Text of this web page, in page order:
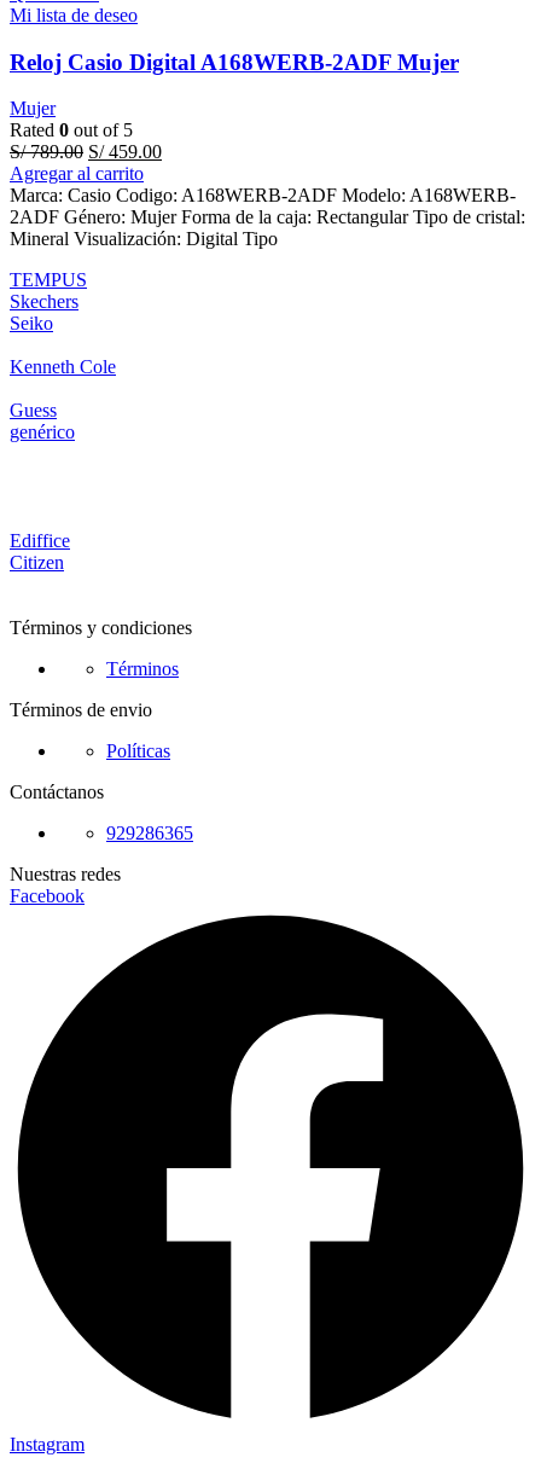
Mi lista de deseo
Reloj Casio Digital A168WERB-2ADF Mujer
Mujer
Rated 0 out of 5
S/789.00 Original
price
was:
S/ 789.00.
S/459.00Current
is:
S/ 459.00.
Agregar al carrito
Marca: Casio Codigo: A168WERB-2ADF Modelo: A168WERB-
2ADF Género: Mujer Forma de la caja: Rectangular Tipo de cristal:
Mineral Visualización: Digital Tipo
TEMPUS
Skechers
Seiko
Kenneth Cole
Guess
genérico
Ediffice
Citizen
Términos y condiciones
Términos
Términos de envio
Políticas
Contáctanos
929286365
Nuestras redes
Facebook
Instagram